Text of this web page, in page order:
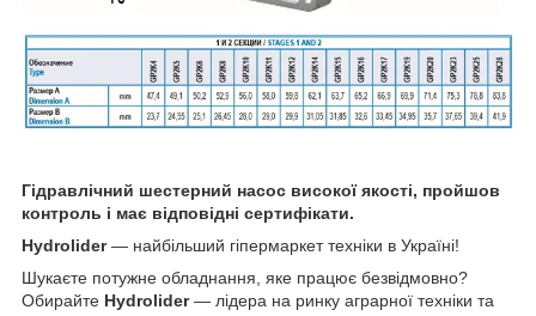
Гідравлічний шестерний насос високої якості, пройшов
контроль і має відповідні сертифікати.
Hydrolider— найбільший гіпермаркет техніки в Україні!
Шукаєте потужне обладнання, яке працює безвідмовно?
Обирайте Hydrolider— лідера на ринку аграрної техніки та